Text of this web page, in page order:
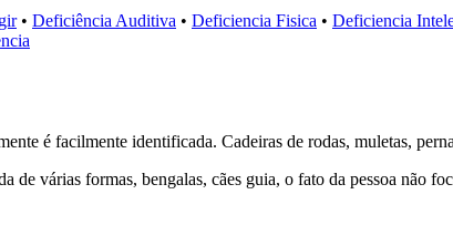
• Deficiência Auditiva • Deficiencia Fisica • Deficiencia
é facilmente identificada. Cadeiras de rodas, muletas,
de várias formas, bengalas, cães guia, o fato da pessoa não